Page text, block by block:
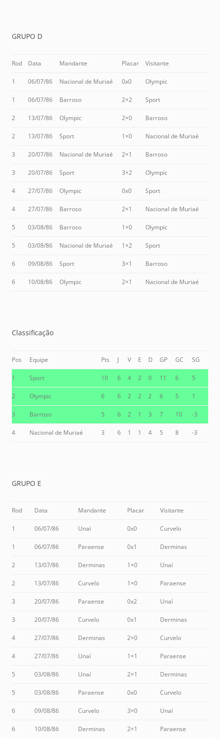
GRUPO D
Rod Data Mandante Placar Visitante
1 06/07/86 Nacional de Muriaé 0x0 Olympic
1 06/07/86 Barroso 2×2 Sport
2 13/07/86 Olympic 2×0 Barroso
2 13/07/86 Sport 1×0 Nacional de Muriaé
3 20/07/86 Nacional de Muriaé 2×1 Barroso
3 20/07/86 Sport 3×2 Olympic
4 27/07/86 Olympic 0x0 Sport
4 27/07/86 Barroso 2×1 Nacional de Muriaé
5 03/08/86 Barroso 1×0 Olympic
5 03/08/86 Nacional de Muriaé 1×2 Sport
6 09/08/86 Sport 3×1 Barroso
6 10/08/86 Olympic 2×1 Nacional de Muriaé
Classificação
Pos Equipe Pts J V E D GP GC SG
1 Sport 10 6 4 2 0 11 6 5
2 Olympic 6 6 2 2 2 6 5 1
3 Barroso 5 6 2 1 3 7 10 -3
4 Nacional de Muriaé 3 6 1 1 4 5 8 -3
GRUPO E
Rod Data Mandante Placar Visitante
1 06/07/86 Unaí 0x0 Curvelo
1 06/07/86 Paraense 0x1 Derminas
2 13/07/86 Derminas 1×0 Unaí
2 13/07/86 Curvelo 1×0 Paraense
3 20/07/86 Paraense 0x2 Unaí
3 20/07/86 Curvelo 0x1 Derminas
4 27/07/86 Derminas 2×0 Curvelo
4 27/07/86 Unaí 1×1 Paraense
5 03/08/86 Unaí 2×1 Derminas
5 03/08/86 Paraense 0x0 Curvelo
6 09/08/86 Curvelo 3×0 Unaí
6 10/08/86 Derminas 2×1 Paraense